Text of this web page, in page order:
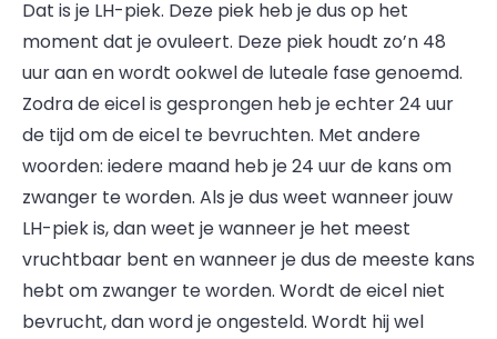
Dat is je LH-piek. Deze piek heb je dus op het
moment dat je ovuleert. Deze piek houdt zo’n 48
uur aan en wordt ookwel de luteale fase genoemd.
Zodra de eicel is gesprongen heb je echter 24 uur
de tijd om de eicel te bevruchten. Met andere
woorden: iedere maand heb je 24 uur de kans om
zwanger te worden. Als je dus weet wanneer jouw
LH-piek is, dan weet je wanneer je het meest
vruchtbaar bent en wanneer je dus de meeste kans
hebt om zwanger te worden. Wordt de eicel niet
bevrucht, dan word je ongesteld. Wordt hij wel